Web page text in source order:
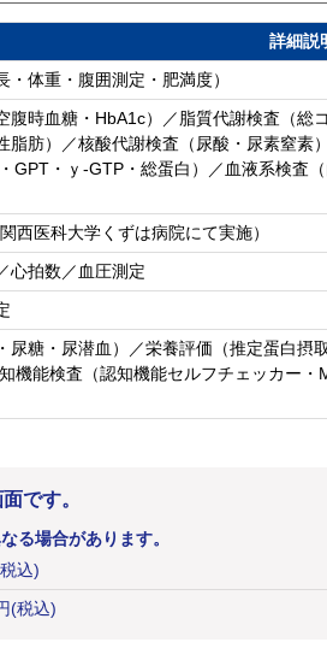
詳細説
・体重・腹囲測定・肥満度）
腹時血糖・HbA1c）／脂質代謝検査（総
脂肪）／核酸代謝検査（尿酸・尿素窒
GPT・ｙ-GTP・総蛋白）／血液系検査
西医科大学くずは病院にて実施）
心拍数／血圧測定
尿糖・尿潜血）／栄養評価（推定蛋白
機能検査（認知機能セルフチェッカー
です。
る場合があります。
込)
(税込)